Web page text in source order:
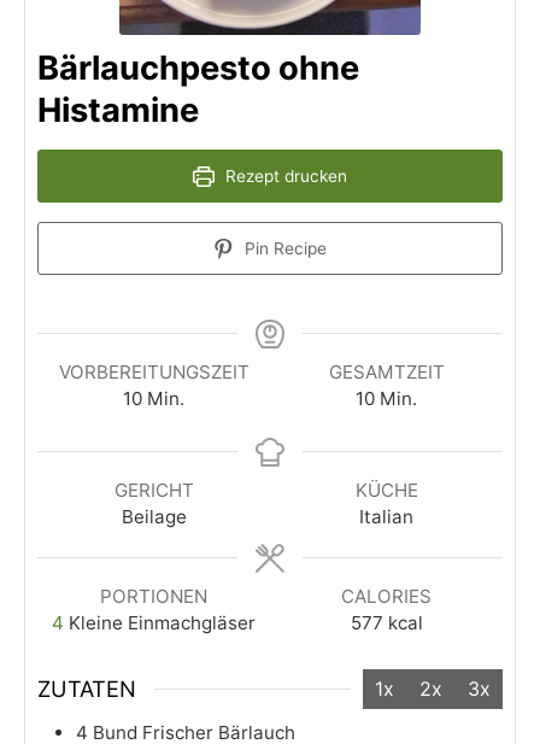
Bärlauchpesto ohne
Histamine
Rezept drucken
Pin Recipe
VORBEREITUNGSZEIT
10 Min.
GESAMTZEIT
10 Min.
GERICHT
Beilage
KÜCHE
Italian
PORTIONEN
4 Kleine Einmachgläser
CALORIES
577 kcal
ZUTATEN 1x 2x 3x
4 Bund Frischer Bärlauch